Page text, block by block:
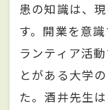
患の知識は、
す。開業を意
ランティア活
とがある大学
た。酒井先生